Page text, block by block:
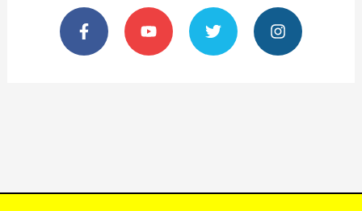
F
a
c
e
Y
o
u
t
T
w
i
t
I
n
s
t